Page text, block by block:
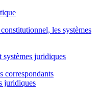
les systèmes
juridiques
correspondants
juridiques